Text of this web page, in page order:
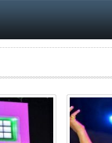
Chp Aliağa'da Toplu
Helvacı’nın Köklü